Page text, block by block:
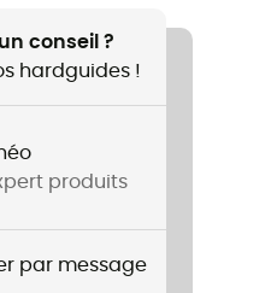
conseil ?
hardguides !
produits
par message